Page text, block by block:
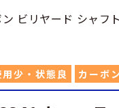
ビリヤード シャフ
用少・状態良 カーボン